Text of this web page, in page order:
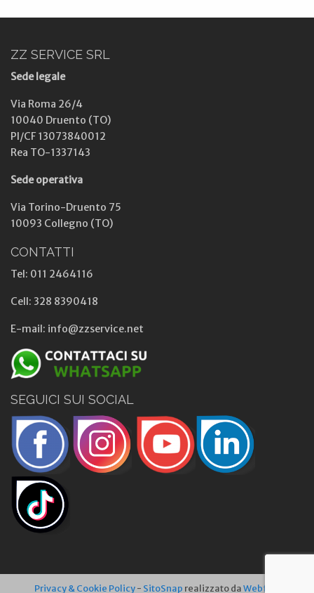
ZZ SERVICE SRL
Sede legale
Via Roma 26/4
10040 Druento (TO)
PI/CF 13073840012
Rea TO-1337143
Sede operativa
Via Torino-Druento 75
10093 Collegno (TO)
CONTATTI
Tel: 011 2464116
Cell: 328 8390418
E-mail: info@zzservice.net
SEGUICI SUI SOCIAL
Privacy & Cookie Policy- SitoSnap realizzato daWebfish